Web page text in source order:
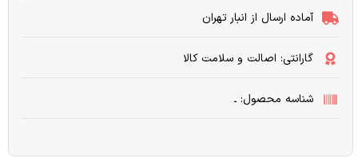
آماده ارسال از انبار تهران
گارانتی: اصالت و سلامت کالا
شناسه محصول: ـ